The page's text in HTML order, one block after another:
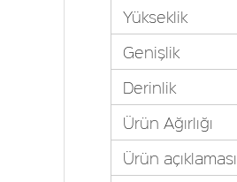
Yükseklik
Genişlik
Derinlik
Ürün Ağırlığı
Ürün açıklaması